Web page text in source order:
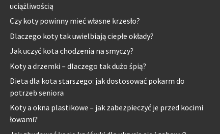
uciążliwością
Czy koty powinny mieć własne krzesło?
Dlaczego koty tak uwielbiają ciepłe okłady?
Jak uczyć kota chodzenia na smyczy?
Koty a drzemki – dlaczego tak dużo śpią?
Dieta dla kota starszego: jak dostosować pokarm do
potrzeb seniora
Koty a okna plastikowe – jak zabezpieczyć je przed kocimi
łowami?